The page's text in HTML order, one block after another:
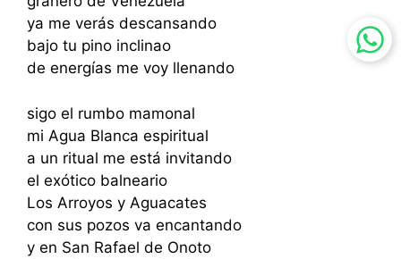
ya me verás descansando
bajo tu pino inclinao
de energías me voy llenando
sigo el rumbo mamonal
mi Agua Blanca espiritual
a un ritual me está invitando
el exótico balneario
Los Arroyos y Aguacates
con sus pozos va encantando
y en San Rafael de Onoto